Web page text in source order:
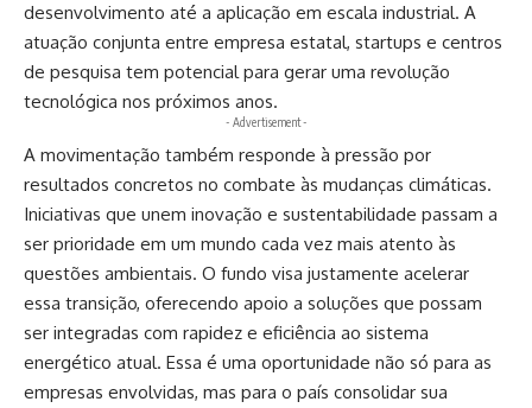
desenvolvimento até a aplicação em escala industrial. A
atuação conjunta entre empresa estatal, startups e centros
de pesquisa tem potencial para gerar uma revolução
tecnológica nos próximos anos.
- Advertisement -
A movimentação também responde à pressão por
resultados concretos no combate às mudanças climáticas.
Iniciativas que unem inovação e sustentabilidade passam a
ser prioridade em um mundo cada vez mais atento às
questões ambientais. O fundo visa justamente acelerar
essa transição, oferecendo apoio a soluções que possam
ser integradas com rapidez e eficiência ao sistema
energético atual. Essa é uma oportunidade não só para as
empresas envolvidas, mas para o país consolidar sua